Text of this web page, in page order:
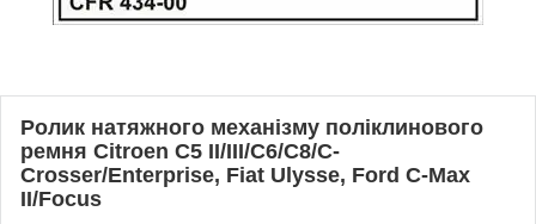
Ролик натяжного механізму поліклинового
ремня Citroen C5 II/III/C6/C8/C-
Crosser/Enterprise, Fiat Ulysse, Ford C-Max
II/Focus